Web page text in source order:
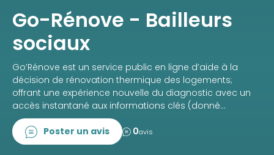
Go-Rénove - Bailleurs
sociaux
Go’Rénove est un service public en ligne d’aide à la
décision de rénovation thermique des logements;
offrant une expérience nouvelle du diagnostic avec un
accès instantané aux informations clés (donné...
Poster un avis 0avis